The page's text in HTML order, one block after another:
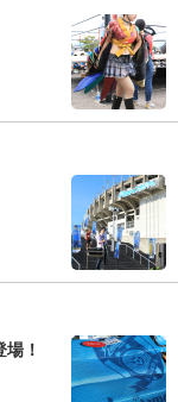
！